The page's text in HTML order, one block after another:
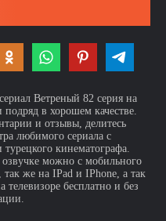
Ветреный 82 серия на
подряд в хорошем качестве.
и отзывы, делитесь
любимого сериала с
кинематографа.
можно с мобильного
же на IPad и IPhone, а так
бесплатно и без